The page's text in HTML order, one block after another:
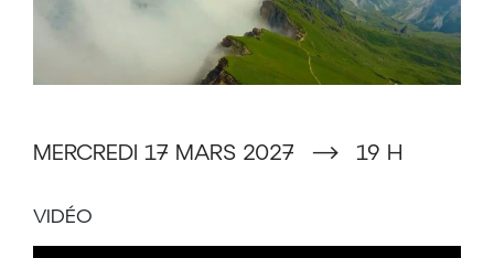
Découvrez le charme des Pouilles, région
baignée par deux mers qui possède une riche
histoire. Rendez-vous ensuite en Ombrie,
silencieuse. Enfin, explorez les Dolomites
vous laisseront sans voix. Admirez ses lacs,
MERCREDI 17 MARS 2027 ⟶ 19 H
VIDÉO